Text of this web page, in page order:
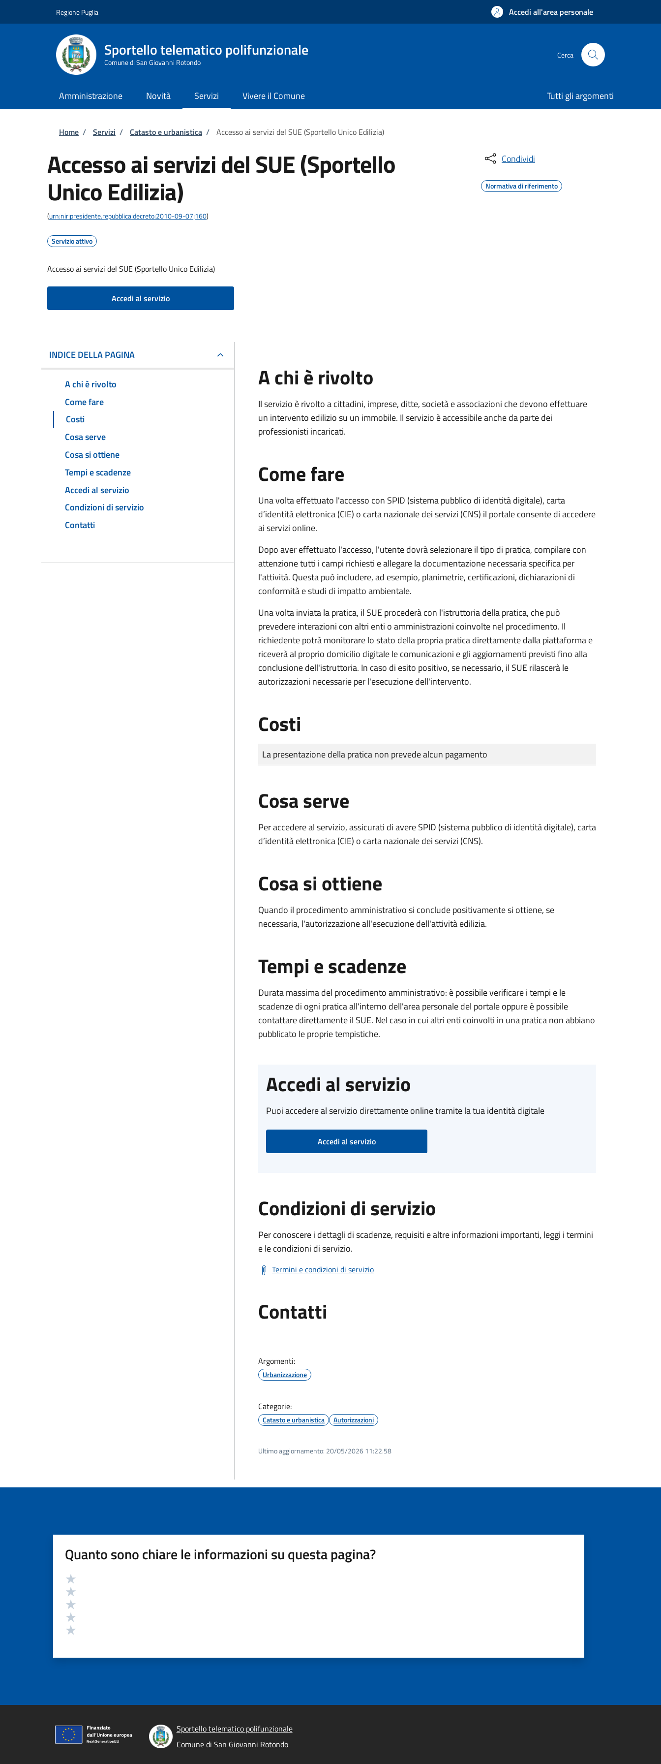
Regione Puglia Accedi all'area personale
Sportello telematico polifunzionale
Comune di San Giovanni Rotondo
Cerca
Amministrazione Novità Servizi Vivere il Comune Tutti gli argomenti
Briciole di pane
Home / Servizi / Catasto e urbanistica / Accesso ai servizi del SUE (Sportello Unico Edilizia)
Accesso ai servizi del SUE (Sportello
Unico Edilizia)
(urn:nir:presidente.repubblica:decreto:2010-09-07;160)
Servizio attivo
Accesso ai servizi del SUE (Sportello Unico Edilizia)
Accedi al servizio
Condividi
Normativa di riferimento
INDICE DELLA PAGINA
A chi è rivolto
Come fare
Costi
Cosa serve
Cosa si ottiene
Tempi e scadenze
Accedi al servizio
Condizioni di servizio
Contatti
A chi è rivolto
Il servizio è rivolto a cittadini, imprese, ditte, società e associazioni che devono effettuare
un intervento edilizio su un immobile. Il servizio è accessibile anche da parte dei
professionisti incaricati.
Come fare
Una volta effettuato l'accesso con SPID (sistema pubblico di identità digitale), carta
d’identità elettronica (CIE) o carta nazionale dei servizi (CNS) il portale consente di accedere
ai servizi online.
Dopo aver effettuato l'accesso, l'utente dovrà selezionare il tipo di pratica, compilare con
attenzione tutti i campi richiesti e allegare la documentazione necessaria specifica per
l'attività. Questa può includere, ad esempio, planimetrie, certificazioni, dichiarazioni di
conformità e studi di impatto ambientale.
Una volta inviata la pratica, il SUE procederà con l'istruttoria della pratica, che può
prevedere interazioni con altri enti o amministrazioni coinvolte nel procedimento. Il
richiedente potrà monitorare lo stato della propria pratica direttamente dalla piattaforma e
riceverà al proprio domicilio digitale le comunicazioni e gli aggiornamenti previsti fino alla
conclusione dell'istruttoria. In caso di esito positivo, se necessario, il SUE rilascerà le
autorizzazioni necessarie per l'esecuzione dell'intervento.
Costi
Tipo di pagamento
Importo
La presentazione della pratica non prevede alcun pagamento
Cosa serve
Per accedere al servizio, assicurati di avere SPID (sistema pubblico di identità digitale), carta
d’identità elettronica (CIE) o carta nazionale dei servizi (CNS).
Cosa si ottiene
Quando il procedimento amministrativo si conclude positivamente si ottiene, se
necessaria, l'autorizzazione all'esecuzione dell'attività edilizia.
Tempi e scadenze
Durata massima del procedimento amministrativo: è possibile verificare i tempi e le
scadenze di ogni pratica all'interno dell'area personale del portale oppure è possibile
contattare direttamente il SUE. Nel caso in cui altri enti coinvolti in una pratica non abbiano
pubblicato le proprie tempistiche.
Accedi al servizio
Puoi accedere al servizio direttamente online tramite la tua identità digitale
Accedi al servizio
Condizioni di servizio
Per conoscere i dettagli di scadenze, requisiti e altre informazioni importanti, leggi i termini
e le condizioni di servizio.
Termini e condizioni di servizio
Contatti
Argomenti:
Urbanizzazione
Categorie:
Catasto e urbanistica Autorizzazioni
Ultimo aggiornamento: 20/05/2026 11:22.58
Quanto sono chiare le informazioni su questa pagina?
Valutazione
Sportello telematico polifunzionale
Comune di San Giovanni Rotondo